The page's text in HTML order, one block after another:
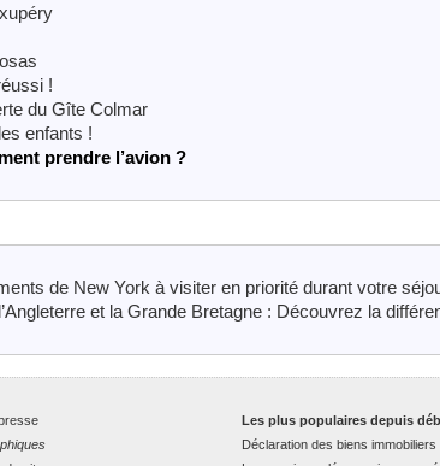
!
du Gîte Colmar
enfants !
prendre l’avion ?
de New York à visiter en priorité durant votre
et la Grande Bretagne : Découvrez la
Les plus populaires depuis
Déclaration des biens